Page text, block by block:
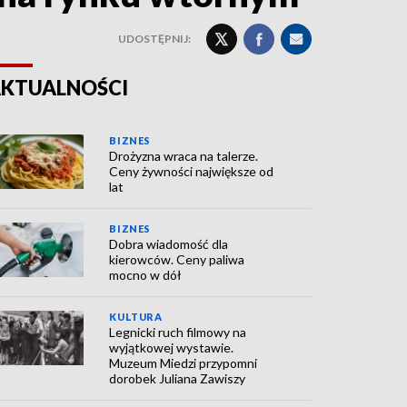
UDOSTĘPNIJ:
BIZNES
Drożyzna wraca na talerze.
Ceny żywności największe od
lat
BIZNES
Dobra wiadomość dla
kierowców. Ceny paliwa
mocno w dół
KULTURA
Legnicki ruch filmowy na
wyjątkowej wystawie.
Muzeum Miedzi przypomni
dorobek Juliana Zawiszy